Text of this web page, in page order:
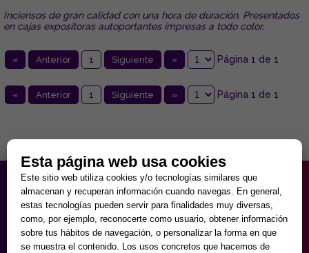
Inciensos de gran calidad con una hora de duración. Presentados
en cajas expositoras autoportantes impresas a todo color.
« Anterior 1 Siguiente » Página 1 de 1
« Anterior 1 Siguiente » Página 1 de 1
HORARIO PARTICULAR
de Lunes a Viernes
9:30 - 20:00
Sábados
10:00 - 14:00 y 17:00 - 20:00
Domingos cerrado.
Esta página web usa cookies
Este sitio web utiliza cookies y/o tecnologías similares que
almacenan y recuperan información cuando navegas. En general,
estas tecnologías pueden servir para finalidades muy diversas,
como, por ejemplo, reconocerte como usuario, obtener información
sobre tus hábitos de navegación, o personalizar la forma en que
se muestra el contenido. Los usos concretos que hacemos de